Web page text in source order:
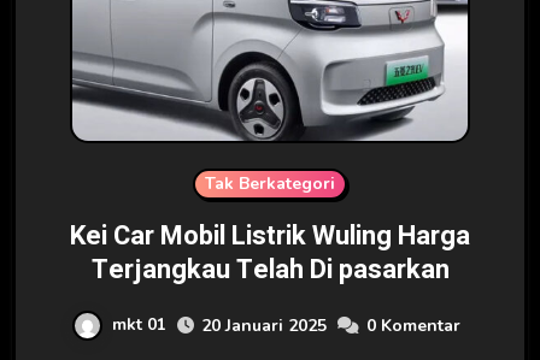
Tak Berkategori
Kei Car Mobil Listrik Wuling Harga
Terjangkau Telah Di pasarkan
mkt 01 20 Januari 2025 0 Komentar